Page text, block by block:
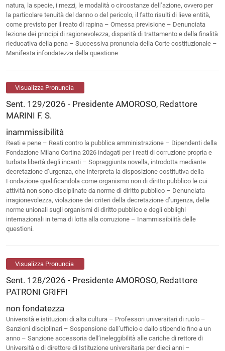
natura, la specie, i mezzi, le modalità o circostanze dell’azione, ovvero per
la particolare tenuità del danno o del pericolo, il fatto risulti di lieve entità,
come previsto per il reato di rapina – Omessa previsione – Denunciata
lezione dei principi di ragionevolezza, disparità di trattamento e della finalità
rieducativa della pena – Successiva pronuncia della Corte costituzionale –
Manifesta infondatezza della questione
Visualizza Pronuncia
Sent. 129/2026 - Presidente AMOROSO, Redattore
MARINI F. S.
inammissibilità
Reati e pene – Reati contro la pubblica amministrazione – Dipendenti della
Fondazione Milano Cortina 2026 indagati per i reati di corruzione propria e
turbata libertà degli incanti – Sopraggiunta novella, introdotta mediante
decretazione d’urgenza, che interpreta la disposizione costitutiva della
Fondazione qualificandola come organismo non di diritto pubblico le cui
attività non sono disciplinate da norme di diritto pubblico – Denunciata
irragionevolezza, violazione dei criteri della decretazione d’urgenza, delle
norme unionali sugli organismi di diritto pubblico e degli obblighi
internazionali in tema di lotta alla corruzione – Inammissibilità delle
questioni.
Visualizza Pronuncia
Sent. 128/2026 - Presidente AMOROSO, Redattore
PATRONI GRIFFI
non fondatezza
Università e istituzioni di alta cultura – Professori universitari di ruolo –
Sanzioni disciplinari – Sospensione dall’ufficio e dallo stipendio fino a un
anno – Sanzione accessoria dell’ineleggibilità alle cariche di rettore di
Università o di direttore di Istituzione universitaria per dieci anni –